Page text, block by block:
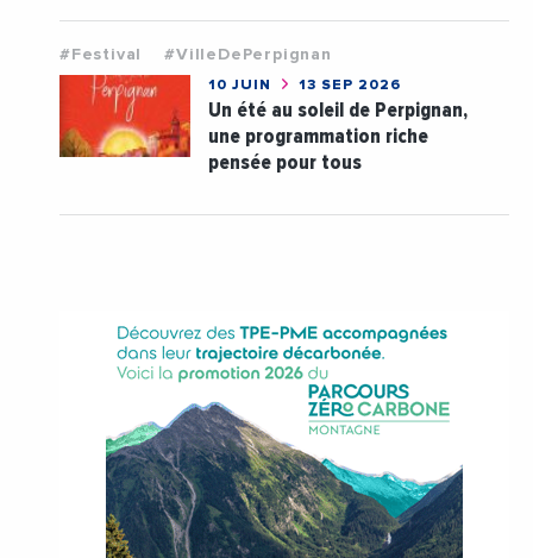
#Festival #VilleDePerpignan
10 JUIN 13 SEP 2026
Un été au soleil de Perpignan,
une programmation riche
pensée pour tous